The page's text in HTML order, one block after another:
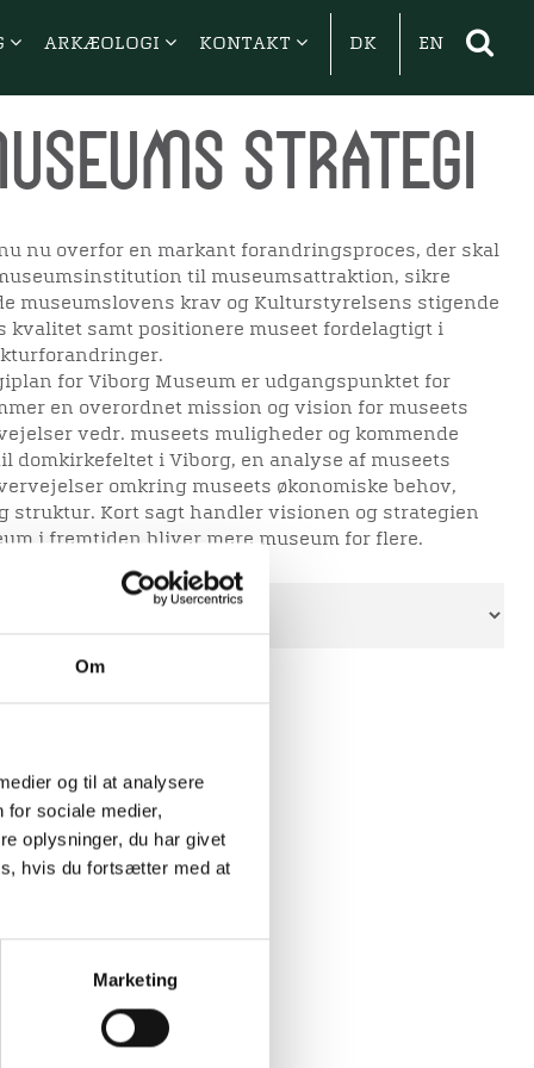
Om
og til at analysere
for sociale medier,
oplysninger, du har givet
hvis du fortsætter med at
Marketing
ARKÆOLOGI KONTAKT DK EN
strategi
nu overfor en markant forandringsproces, der skal
til museumsattraktion, sikre
museumslovens krav og Kulturstyrelsens stigende
kvalitet samt positionere museet fordelagtigt i
for Viborg Museum er udgangspunktet for
en overordnet mission og vision for museets
vedr. museets muligheder og kommende
i Viborg, en analyse af museets
omkring museets økonomiske behov,
struktur. Kort sagt handler visionen og strategien
i fremtiden bliver mere museum for flere.